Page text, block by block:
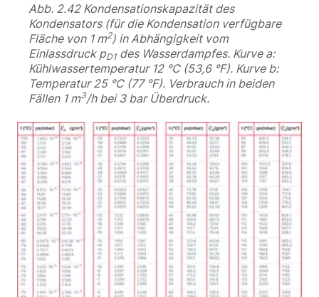
Abb. 2.42 Kondensationskapazität des
Kondensators (für die Kondensation verfügbare
Fläche von 1 m2) in Abhängigkeit vom
Einlassdruck pD1 des Wasserdampfes. Kurve a:
Kühlwassertemperatur 12 °C (53,6 °F). Kurve b:
Temperatur 25 °C (77 °F). Verbrauch in beiden
Fällen 1 m3/h bei 3 bar Überdruck.